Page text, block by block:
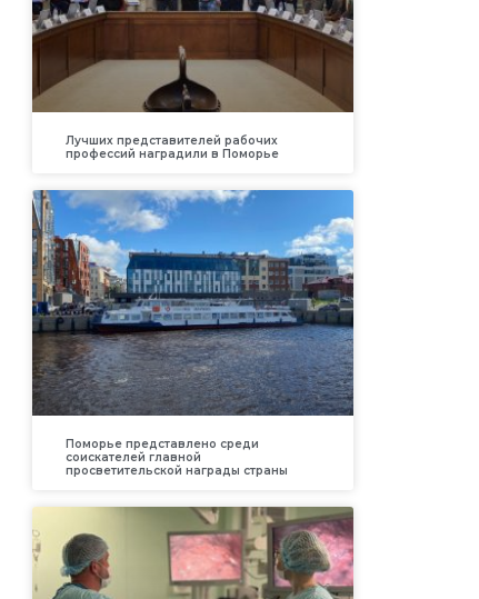
Лучших представителей рабочих
профессий наградили в Поморье
Поморье представлено среди
соискателей главной
просветительской награды страны